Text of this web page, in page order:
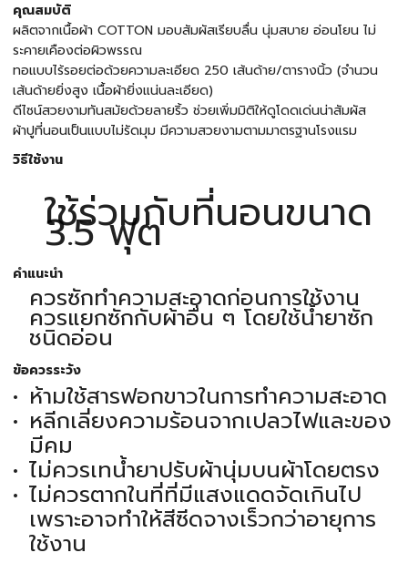
คุณสมบัติ
ผลิตจากเนื้อผ้า COTTON มอบสัมผัสเรียบลื่น นุ่มสบาย อ่อนโยน ไม่
ระคายเคืองต่อผิวพรรณ
ทอแบบไร้รอยต่อด้วยความละเอียด 250 เส้นด้าย/ตารางนิ้ว (จำนวน
เส้นด้ายยิ่งสูง เนื้อผ้ายิ่งแน่นละเอียด)
ดีไซน์สวยงามทันสมัยด้วยลายริ้ว ช่วยเพิ่มมิติให้ดูโดดเด่นน่าสัมผัส
ผ้าปูที่นอนเป็นแบบไม่รัดมุม มีความสวยงามตามมาตรฐานโรงแรม
วิธีใช้งาน
ใช้ร่วมกับที่นอนขนาด
3.5 ฟุต
คำแนะนำ
ควรซักทำความสะอาดก่อนการใช้งาน
ควรแยกซักกับผ้าอื่น ๆ โดยใช้น้ำยาซัก
ชนิดอ่อน
ข้อควรระวัง
ห้ามใช้สารฟอกขาวในการทำความสะอาด
หลีกเลี่ยงความร้อนจากเปลวไฟและของ
มีคม
ไม่ควรเทน้ำยาปรับผ้านุ่มบนผ้าโดยตรง
ไม่ควรตากในที่ที่มีแสงแดดจัดเกินไป
เพราะอาจทำให้สีซีดจางเร็วกว่าอายุการ
ใช้งาน